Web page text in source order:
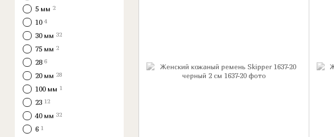
5 мм 2
10 4
30 мм 32
75 мм 2
28 6
20 мм 28
100 мм 1
23 12
40 мм 32
6 1